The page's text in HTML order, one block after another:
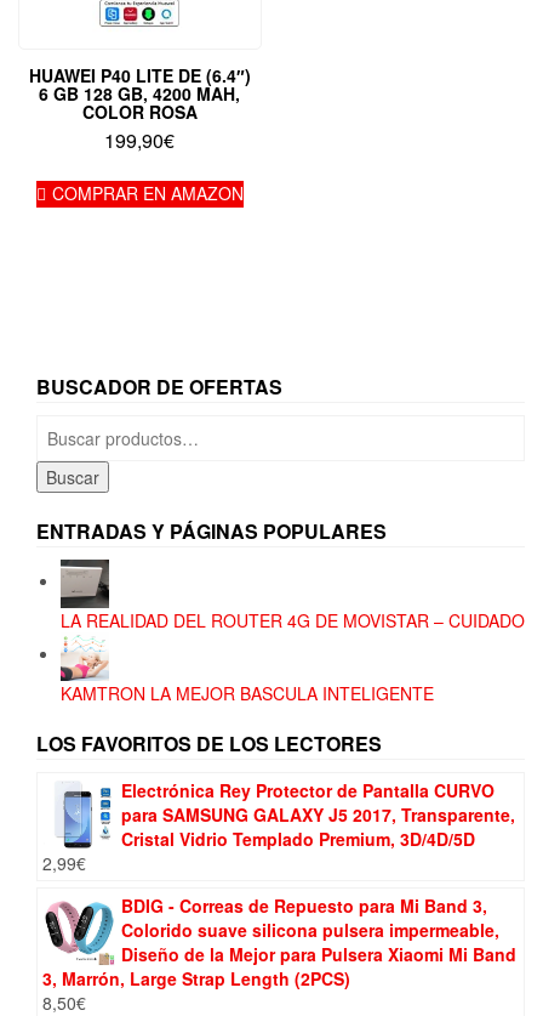
HUAWEI P40 LITE DE (6.4″)
6 GB 128 GB, 4200 MAH,
COLOR ROSA
199,90€
COMPRAR EN AMAZON
BUSCADOR DE OFERTAS
por:
Buscar
ENTRADAS Y PÁGINAS POPULARES
LA REALIDAD DEL ROUTER 4G DE MOVISTAR – CUIDADO
KAMTRON LA MEJOR BASCULA INTELIGENTE
LOS FAVORITOS DE LOS LECTORES
Electrónica Rey Protector de Pantalla CURVO
para SAMSUNG GALAXY J5 2017, Transparente,
Cristal Vidrio Templado Premium, 3D/4D/5D
2,99€
BDIG - Correas de Repuesto para Mi Band 3,
Colorido suave silicona pulsera impermeable,
Diseño de la Mejor para Pulsera Xiaomi Mi Band
3, Marrón, Large Strap Length (2PCS)
8,50€